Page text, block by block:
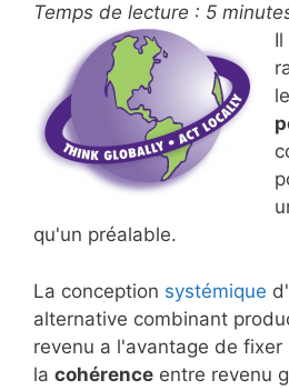
Temps de lecture : 5
qu'un préalable.
La conception systémique
alternative combinant
revenu a l'avantage de
la cohérence entre revenu